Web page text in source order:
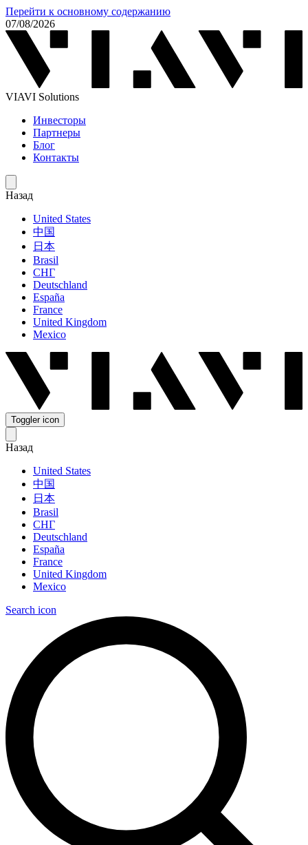
Перейти к основному содержанию
07/08/2026
VIAVI Solutions
Инвесторы
Партнеры
Блог
Контакты
Назад
United States
中国
日本
Brasil
СНГ
Deutschland
España
France
United Kingdom
Mexico
Toggler icon
Назад
United States
中国
日本
Brasil
СНГ
Deutschland
España
France
United Kingdom
Mexico
Search icon